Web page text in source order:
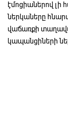
էմոցիաներով լի
ներկաները
վաճառքի
կապանցիների